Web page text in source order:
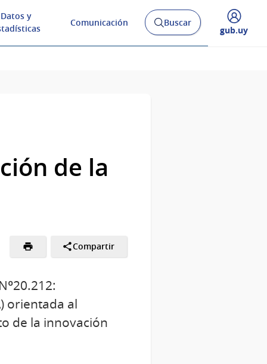
Datos y
Comunicación
AbrirBuscar
Desplegar
gub.uy
de la
Compartir
orientada al
de la innovación